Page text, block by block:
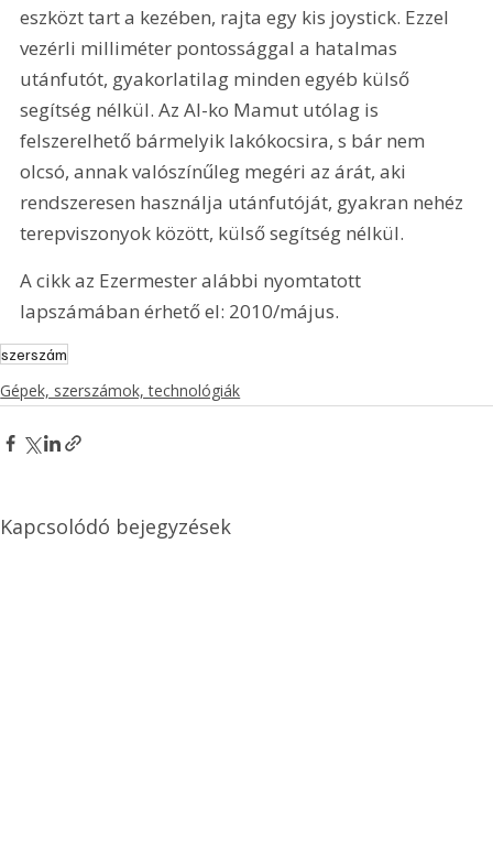
eszközt tart a kezében, rajta egy kis joystick. Ezzel
vezérli milliméter pontossággal a hatalmas
utánfutót, gyakorlatilag minden egyéb külső
segítség nélkül. Az Al-ko Mamut utólag is
felszerelhető bármelyik lakókocsira, s bár nem
olcsó, annak valószínűleg megéri az árát, aki
rendszeresen használja utánfutóját, gyakran nehéz
terepviszonyok között, külső segítség nélkül.
A cikk az Ezermester alábbi nyomtatott
lapszámában érhető el: 2010/május.
szerszám
Gépek, szerszámok, technológiák
Kapcsolódó bejegyzések